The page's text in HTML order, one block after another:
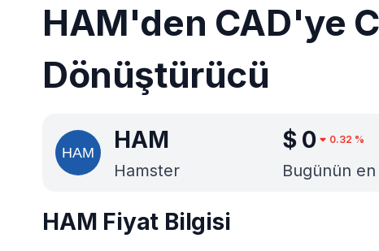
HAM'den CAD'ye
Dönüştürücü
HAM
Hamster
$ 0 0.32 %
Bugünün en
HAM Fiyat Bilgisi